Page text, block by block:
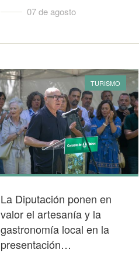
07 de agosto
TURISMO
La Diputación ponen en
valor el artesanía y la
gastronomía local en la
presentación…